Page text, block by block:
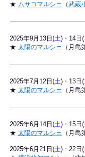
★ ムサコマルシェ （武蔵
2025年9月13日(土)・14日(
★ 太陽のマルシェ （月
2025年7月12日(土)・13日(
★ 太陽のマルシェ （月
2025年6月14日(土)・15日(
★ 太陽のマルシェ （月
2025年6月21日(土)・22日(